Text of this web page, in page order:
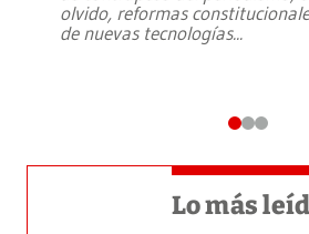
olvido, reformas
de nuevas tecnologías...
Lo más